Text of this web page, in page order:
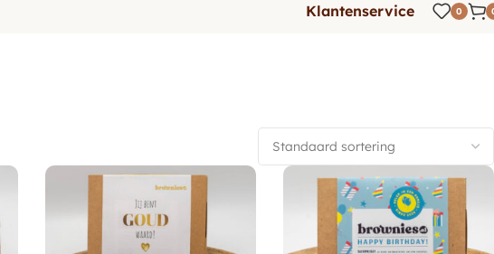
Klantenservice 0